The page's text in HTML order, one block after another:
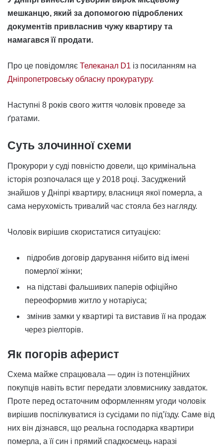
мешканцю, який за допомогою підроблених
документів привласнив чужу квартиру та
намагався її продати.
Про це повідомляє Телеканал D1 із посиланням на
Дніпропетровську обласну прокуратуру.
Наступні 8 років свого життя чоловік проведе за
ґратами.
Суть злочинної схеми
Прокурори у суді повністю довели, що кримінальна
історія розпочалася ще у 2018 році. Засуджений
знайшов у Дніпрі квартиру, власниця якої померла, а
сама нерухомість тривалий час стояла без нагляду.
Чоловік вирішив скористатися ситуацією:
підробив договір дарування нібито від імені
померлої жінки;
на підставі фальшивих паперів офіційно
переоформив житло у нотаріуса;
змінив замки у квартирі та виставив її на продаж
через ріелторів.
Як погорів аферист
Схема майже спрацювала — один із потенційних
покупців навіть встиг передати зловмиснику завдаток.
Проте перед остаточним оформленням угоди чоловік
вирішив поспілкуватися із сусідами по під’їзду. Саме від
них він дізнався, що реальна господарка квартири
померла, а її син і прямий спадкоємець наразі